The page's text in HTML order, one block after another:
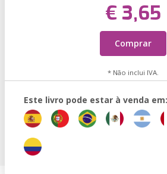
€ 3,65
Comprar
* Não inclui IVA.
Este livro pode estar à venda em: